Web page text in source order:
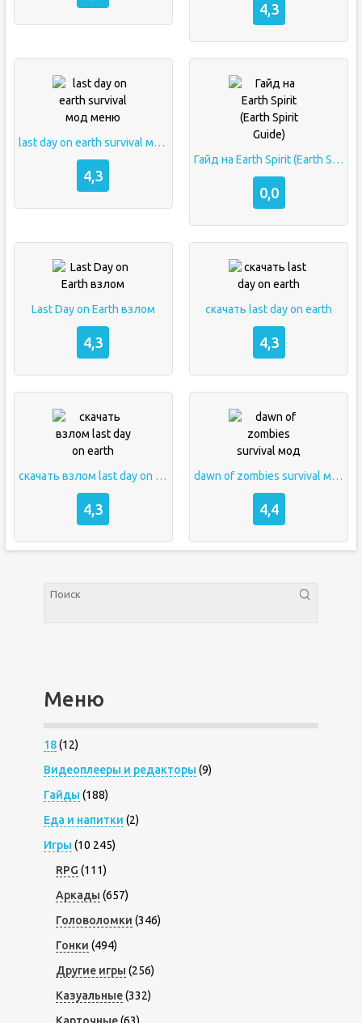
4,3
last day on earth survival мод меню
4,3
Гайд на Earth Spirit (Earth Spirit Guide)
0,0
Last Day on Earth взлом
4,3
скачать last day on earth
4,3
скачать взлом last day on earth
4,3
dawn of zombies survival мод
4,4
Меню
18(12)
Видеоплееры и редакторы (9)
Гайды (188)
Еда и напитки (2)
Игры (10 245)
RPG (111)
Аркады (657)
Головоломки (346)
Гонки (494)
Другие игры (256)
Казуальные(332)
Карточные(63)